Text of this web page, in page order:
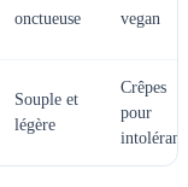
onctueuse
vegan
Souple et
légère
Crêpes
pour